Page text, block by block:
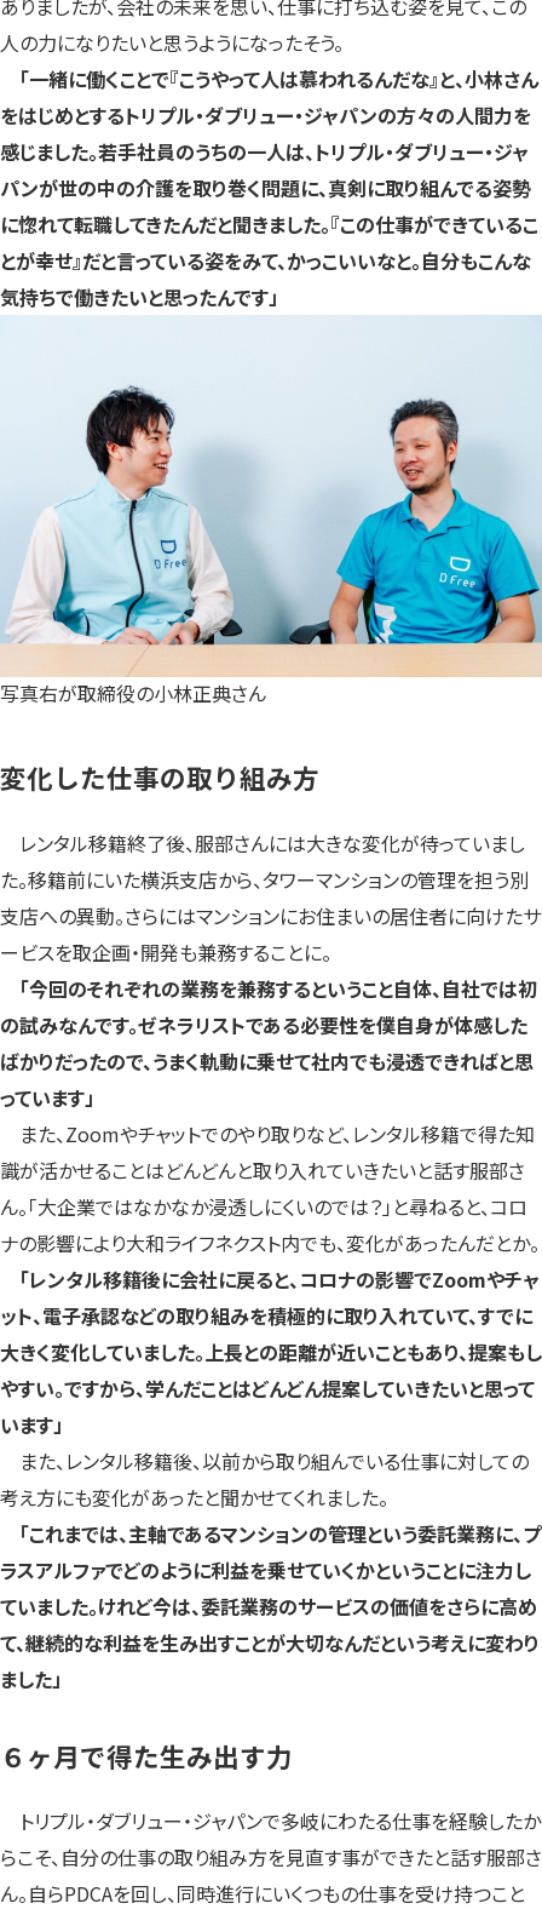
ありましたが、会社の未来を思い、仕事に打ち込む姿を見て、この
人の力になりたいと思うようになったそう。
「一緒に働くことで『こうやって人は慕われるんだな』と、小林さん
をはじめとするトリプル・ダブリュー・ジャパンの方々の人間力を
感じました。若手社員のうちの一人は、トリプル・ダブリュー・ジャ
パンが世の中の介護を取り巻く問題に、真剣に取り組んでる姿勢
に惚れて転職してきたんだと聞きました。『この仕事ができているこ
とが幸せ』だと言っている姿をみて、かっこいいなと。自分もこんな
気持ちで働きたいと思ったんです」
写真右が取締役の小林正典さん
変化した仕事の取り組み方
レンタル移籍終了後、服部さんには大きな変化が待っていまし
た。移籍前にいた横浜支店から、タワーマンションの管理を担う別
支店への異動。さらにはマンションにお住まいの居住者に向けたサ
ービスを取企画・開発も兼務することに。
「今回のそれぞれの業務を兼務するということ自体、自社では初
の試みなんです。ゼネラリストである必要性を僕自身が体感した
ばかりだったので、うまく軌動に乗せて社内でも浸透できればと思
っています」
また、Zoomやチャットでのやり取りなど、レンタル移籍で得た知
識が活かせることはどんどんと取り入れていきたいと話す服部さ
ん。「大企業ではなかなか浸透しにくいのでは？」と尋ねると、コロ
ナの影響により大和ライフネクスト内でも、変化があったんだとか。
「レンタル移籍後に会社に戻ると、コロナの影響でZoomやチャ
ット、電子承認などの取り組みを積極的に取り入れていて、すでに
大きく変化していました。上長との距離が近いこともあり、提案もし
やすい。ですから、学んだことはどんどん提案していきたいと思って
います」
また、レンタル移籍後、以前から取り組んでいる仕事に対しての
考え方にも変化があったと聞かせてくれました。
「これまでは、主軸であるマンションの管理という委託業務に、プ
ラスアルファでどのように利益を乗せていくかということに注力し
ていました。けれど今は、委託業務のサービスの価値をさらに高め
て、継続的な利益を生み出すことが大切なんだという考えに変わり
ました」
６ヶ月で得た生み出す力
トリプル・ダブリュー・ジャパンで多岐にわたる仕事を経験したか
らこそ、自分の仕事の取り組み方を見直す事ができたと話す服部さ
ん。自らPDCAを回し、同時進行にいくつもの仕事を受け持つこと